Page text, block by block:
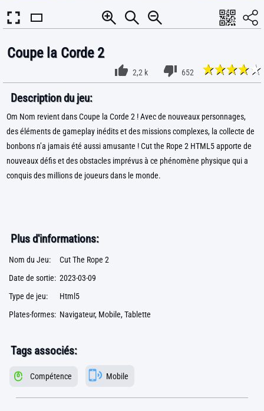
Coupe la Corde 2
2,2 k 652
Description du jeu:
Om Nom revient dans Coupe la Corde 2 ! Avec de nouveaux personnages,
des éléments de gameplay inédits et des missions complexes, la collecte de
bonbons n’a jamais été aussi amusante ! Cut the Rope 2 HTML5 apporte de
nouveaux défis et des obstacles imprévus à ce phénomène physique qui a
conquis des millions de joueurs dans le monde.
Plus d'informations:
Nom du Jeu:
Cut The Rope 2
Date de sortie: 2023-03-09
Type de jeu:
Html5
Plates-formes: Navigateur, Mobile, Tablette
Tags associés:
Compétence Mobile